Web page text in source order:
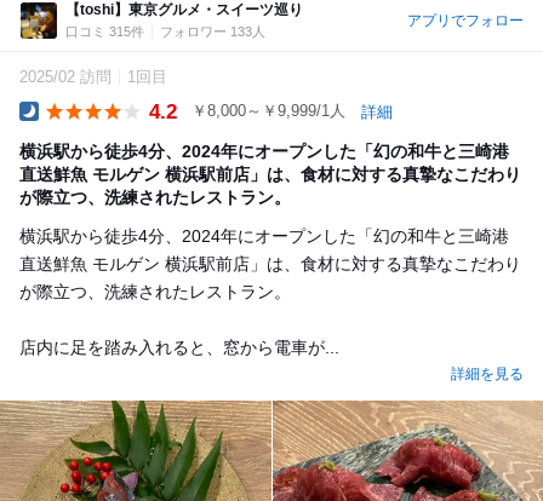
【toshi】東京グルメ・スイーツ巡り
口コミ 315件 フォロワー 133人
アプリでフォロー
2025/02 訪問 1回目
4.2 ￥8,000～￥9,999/1人 詳細
横浜駅から徒歩4分、2024年にオープンした「幻の和牛と三崎港
直送鮮魚 モルゲン 横浜駅前店」は、食材に対する真摯なこだわり
が際立つ、洗練されたレストラン。
横浜駅から徒歩4分、2024年にオープンした「幻の和牛と三崎港
直送鮮魚 モルゲン 横浜駅前店」は、食材に対する真摯なこだわり
が際立つ、洗練されたレストラン。
店内に足を踏み入れると、窓から電車が...
詳細を見る